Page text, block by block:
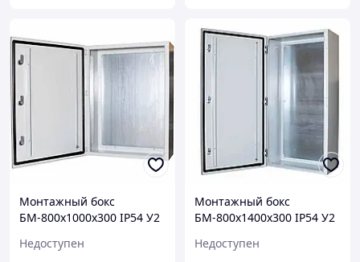
Монтажный бокс
БМ-800х1000х300 IP54 У2
Недоступен
Монтажный бокс
БМ-800х1400х300 IP54 У2
Недоступен